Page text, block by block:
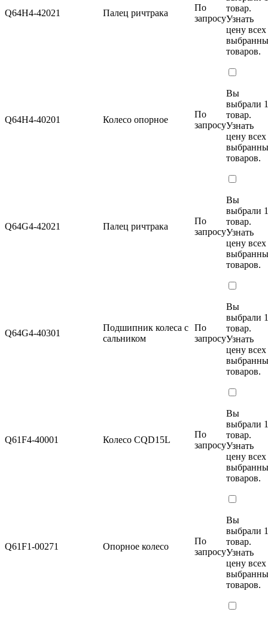
Q64H4-42021 Палец ричтрака
По
запросу
товар.
Узнать
цену всех
товаров.
Q64H4-40201 Колесо опорное
По
запросу
Вы
выбрали 1
товар.
Узнать
цену всех
товаров.
Q64G4-42021 Палец ричтрака
По
запросу
Вы
выбрали 1
товар.
Узнать
цену всех
товаров.
Q64G4-40301
Подшипник колеса с
сальником
По
запросу
Вы
выбрали 1
товар.
Узнать
цену всех
товаров.
Q61F4-40001 Колесо CQD15L
По
запросу
Вы
выбрали 1
товар.
Узнать
цену всех
товаров.
Q61F1-00271 Опорное колесо
По
запросу
Вы
выбрали 1
товар.
Узнать
цену всех
товаров.